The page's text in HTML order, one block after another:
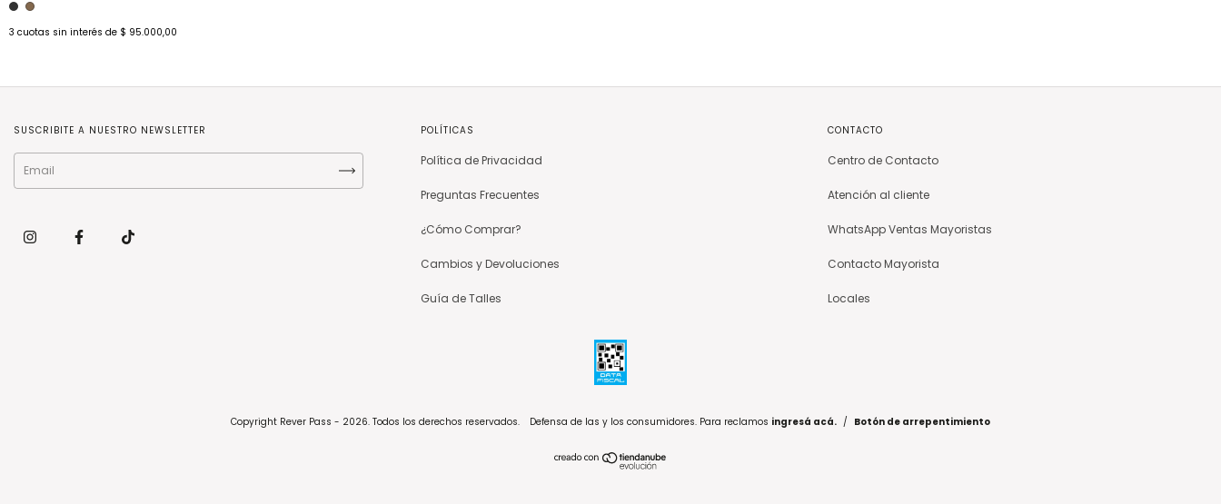
3 cuotas sin interés de $ 95.000,00
SUSCRIBITE A NUESTRO NEWSLETTER POLÍTICAS
Política de Privacidad
Preguntas Frecuentes
¿Cómo Comprar?
Cambios y Devoluciones
Guía de Talles
CONTACTO
Centro de Contacto
Atención al cliente
WhatsApp Ventas Mayoristas
Contacto Mayorista
Locales
Copyright Rever Pass - 2026. Todos los derechos reservados. Defensa de las y los consumidores. Para reclamos ingresá acá. / Botón de arrepentimiento